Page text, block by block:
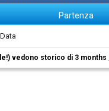
Partenza
vedono storico di 3 months